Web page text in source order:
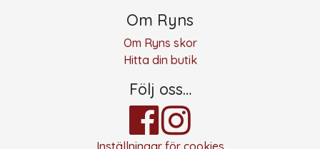
Om Ryns
Om Ryns skor
Hitta din butik
Följ oss…
Inställningar för cookies